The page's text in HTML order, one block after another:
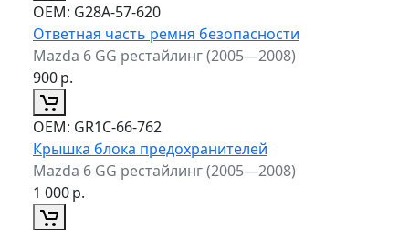
ОЕМ: G28A-57-620
Ответная часть ремня безопасности
Mazda 6 GG рестайлинг (2005—2008)
900р.
ОЕМ: GR1C-66-762
Крышка блока предохранителей
Mazda 6 GG рестайлинг (2005—2008)
1 000р.